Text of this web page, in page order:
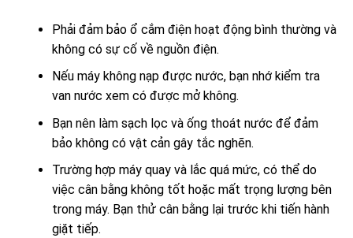
Phải đảm bảo ổ cắm điện hoạt động bình thường và
không có sự cố về nguồn điện.
Nếu máy không nạp được nước, bạn nhớ kiểm tra
van nước xem có được mở không.
Bạn nên làm sạch lọc và ống thoát nước để đảm
bảo không có vật cản gây tắc nghẽn.
Trường hợp máy quay và lắc quá mức, có thể do
việc cân bằng không tốt hoặc mất trọng lượng bên
trong máy. Bạn thử cân bằng lại trước khi tiến hành
giặt tiếp.